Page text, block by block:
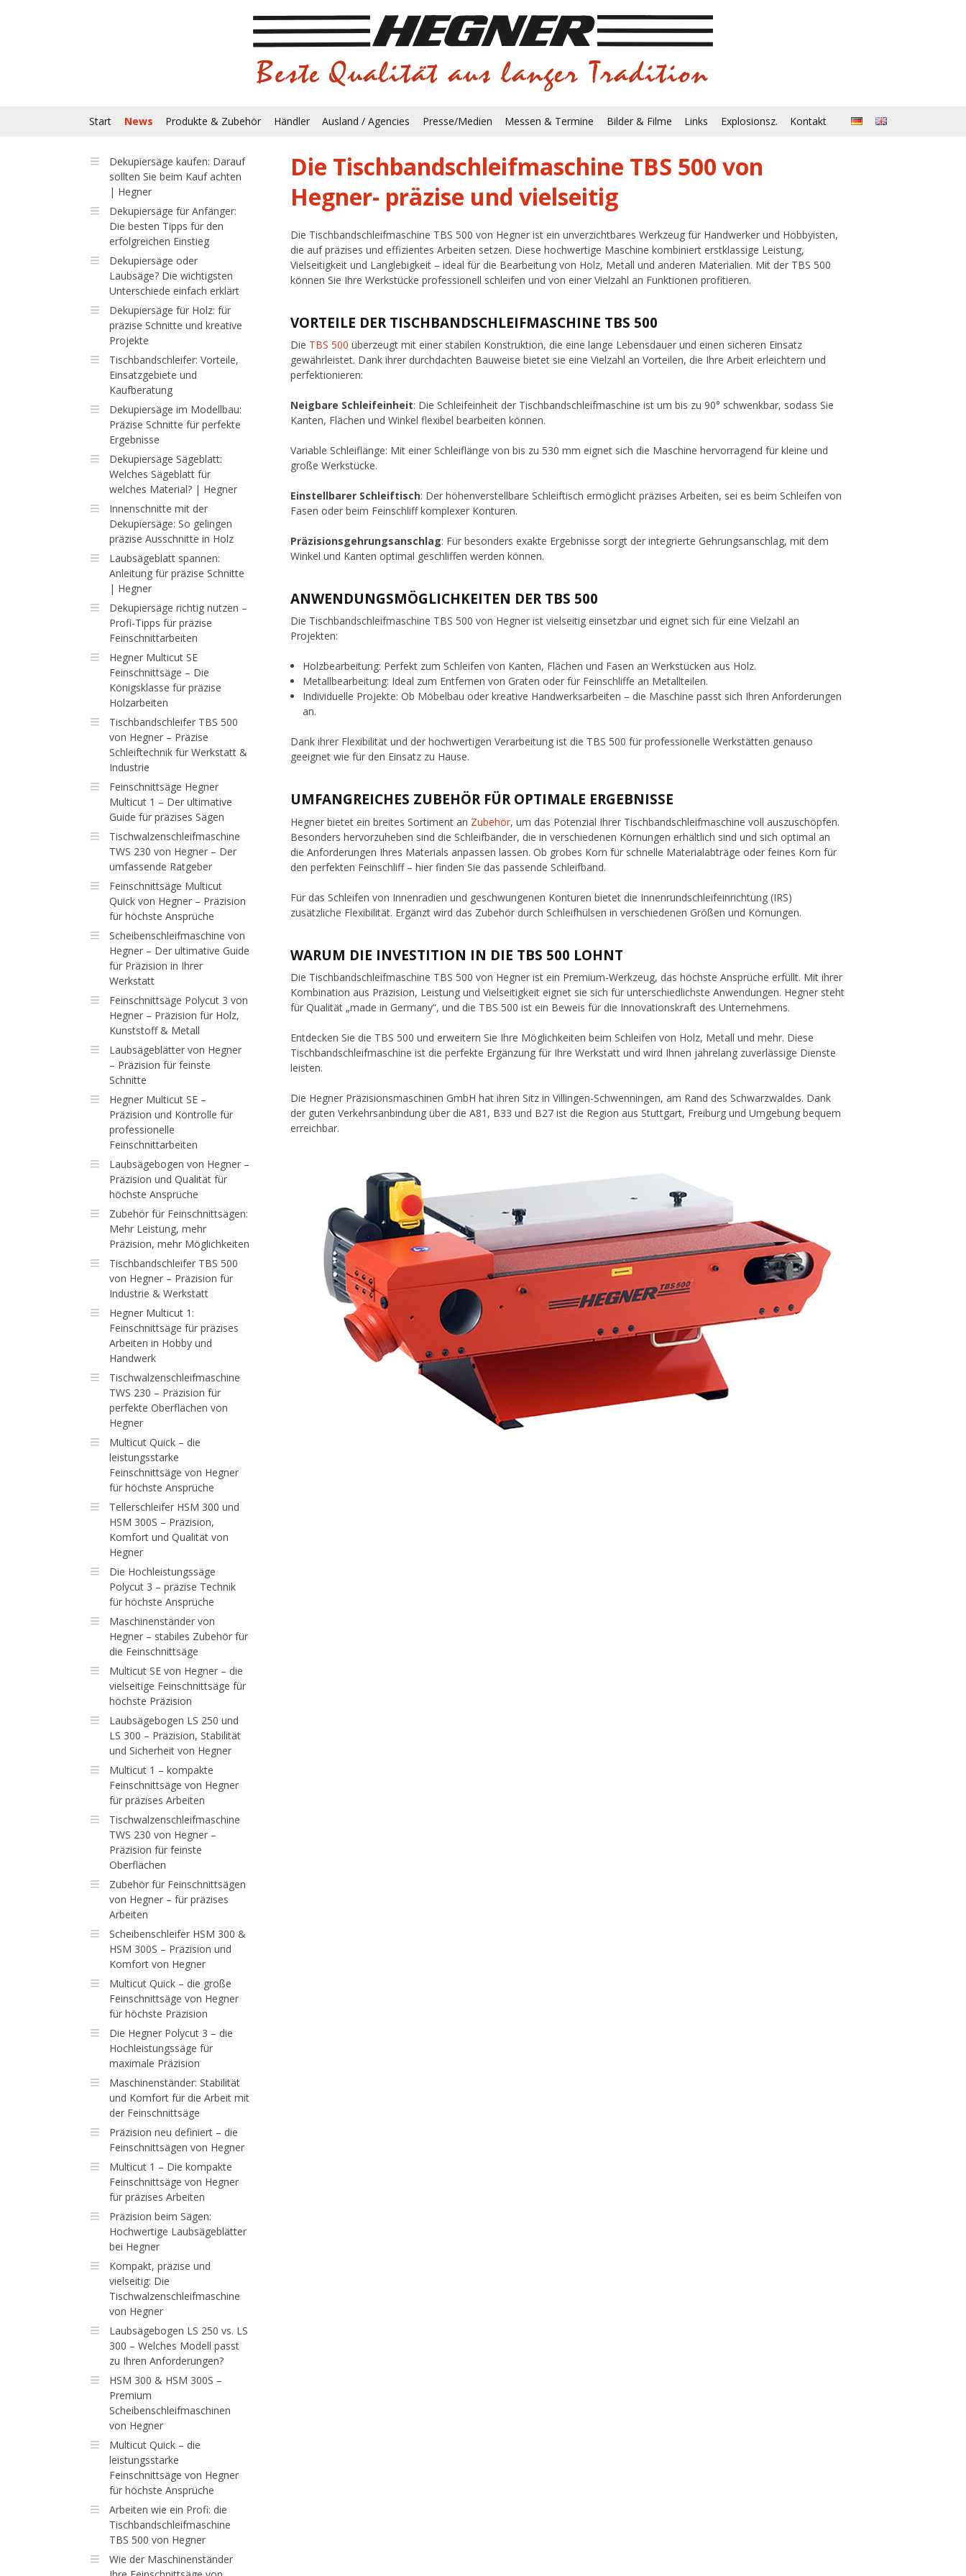
Start News Produkte & Zubehör Händler Ausland / Agencies Presse/Medien Messen & Termine Bilder & Filme Links Explosionsz. Kontakt
Dekupiersäge kaufen: Darauf
sollten Sie beim Kauf achten
| Hegner
Dekupiersäge für Anfänger:
Die besten Tipps für den
erfolgreichen Einstieg
Dekupiersäge oder
Laubsäge? Die wichtigsten
Unterschiede einfach erklärt
Dekupiersäge für Holz: für
präzise Schnitte und kreative
Projekte
Tischbandschleifer: Vorteile,
Einsatzgebiete und
Kaufberatung
Dekupiersäge im Modellbau:
Präzise Schnitte für perfekte
Ergebnisse
Dekupiersäge Sägeblatt:
Welches Sägeblatt für
welches Material? | Hegner
Innenschnitte mit der
Dekupiersäge: So gelingen
präzise Ausschnitte in Holz
Laubsägeblatt spannen:
Anleitung für präzise Schnitte
| Hegner
Dekupiersäge richtig nutzen –
Profi-Tipps für präzise
Feinschnittarbeiten
Hegner Multicut SE
Feinschnittsäge – Die
Königsklasse für präzise
Holzarbeiten
Tischbandschleifer TBS 500
von Hegner – Präzise
Schleiftechnik für Werkstatt &
Industrie
Feinschnittsäge Hegner
Multicut 1 – Der ultimative
Guide für präzises Sägen
Tischwalzenschleifmaschine
TWS 230 von Hegner – Der
umfassende Ratgeber
Feinschnittsäge Multicut
Quick von Hegner – Präzision
für höchste Ansprüche
Scheibenschleifmaschine von
Hegner – Der ultimative Guide
für Präzision in Ihrer
Werkstatt
Feinschnittsäge Polycut 3 von
Hegner – Präzision für Holz,
Kunststoff & Metall
Laubsägeblätter von Hegner
– Präzision für feinste
Schnitte
Hegner Multicut SE –
Präzision und Kontrolle für
professionelle
Feinschnittarbeiten
Laubsägebogen von Hegner –
Präzision und Qualität für
höchste Ansprüche
Zubehör für Feinschnittsägen:
Mehr Leistung, mehr
Präzision, mehr Möglichkeiten
Tischbandschleifer TBS 500
von Hegner – Präzision für
Industrie & Werkstatt
Hegner Multicut 1:
Feinschnittsäge für präzises
Arbeiten in Hobby und
Handwerk
Tischwalzenschleifmaschine
TWS 230 – Präzision für
perfekte Oberflächen von
Hegner
Multicut Quick – die
leistungsstarke
Feinschnittsäge von Hegner
für höchste Ansprüche
Tellerschleifer HSM 300 und
HSM 300S – Präzision,
Komfort und Qualität von
Hegner
Die Hochleistungssäge
Polycut 3 – präzise Technik
für höchste Ansprüche
Maschinenständer von
Hegner – stabiles Zubehör für
die Feinschnittsäge
Multicut SE von Hegner – die
vielseitige Feinschnittsäge für
höchste Präzision
Laubsägebogen LS 250 und
LS 300 – Präzision, Stabilität
und Sicherheit von Hegner
Multicut 1 – kompakte
Feinschnittsäge von Hegner
für präzises Arbeiten
Tischwalzenschleifmaschine
TWS 230 von Hegner –
Präzision für feinste
Oberflächen
Zubehör für Feinschnittsägen
von Hegner – für präzises
Arbeiten
Scheibenschleifer HSM 300 &
HSM 300S – Präzision und
Komfort von Hegner
Multicut Quick – die große
Feinschnittsäge von Hegner
für höchste Präzision
Die Hegner Polycut 3 – die
Hochleistungssäge für
maximale Präzision
Maschinenständer: Stabilität
und Komfort für die Arbeit mit
der Feinschnittsäge
Präzision neu definiert – die
Feinschnittsägen von Hegner
Multicut 1 – Die kompakte
Feinschnittsäge von Hegner
für präzises Arbeiten
Präzision beim Sägen:
Hochwertige Laubsägeblätter
bei Hegner
Kompakt, präzise und
vielseitig: Die
Tischwalzenschleifmaschine
von Hegner
Laubsägebogen LS 250 vs. LS
300 – Welches Modell passt
zu Ihren Anforderungen?
HSM 300 & HSM 300S –
Premium
Scheibenschleifmaschinen
von Hegner
Multicut Quick – die
leistungsstarke
Feinschnittsäge von Hegner
für höchste Ansprüche
Arbeiten wie ein Profi: die
Tischbandschleifmaschine
TBS 500 von Hegner
Wie der Maschinenständer
Die Tischbandschleifmaschine TBS 500 von
Hegner- präzise und vielseitig
Die Tischbandschleifmaschine TBS 500 von Hegner ist ein unverzichtbares Werkzeug für Handwerker und Hobbyisten,
die auf präzises und effizientes Arbeiten setzen. Diese hochwertige Maschine kombiniert erstklassige Leistung,
Vielseitigkeit und Langlebigkeit – ideal für die Bearbeitung von Holz, Metall und anderen Materialien. Mit der TBS 500
können Sie Ihre Werkstücke professionell schleifen und von einer Vielzahl an Funktionen profitieren.
VORTEILE DER TISCHBANDSCHLEIFMASCHINE TBS 500
Die TBS 500überzeugt mit einer stabilen Konstruktion, die eine lange Lebensdauer und einen sicheren Einsatz
gewährleistet. Dank ihrer durchdachten Bauweise bietet sie eine Vielzahl an Vorteilen, die Ihre Arbeit erleichtern und
perfektionieren:
Neigbare Schleifeinheit: Die Schleifeinheit der Tischbandschleifmaschine ist um bis zu 90° schwenkbar, sodass Sie
Kanten, Flächen und Winkel flexibel bearbeiten können.
Variable Schleiflänge: Mit einer Schleiflänge von bis zu 530 mm eignet sich die Maschine hervorragend für kleine und
große Werkstücke.
Einstellbarer Schleiftisch: Der höhenverstellbare Schleiftisch ermöglicht präzises Arbeiten, sei es beim Schleifen von
Fasen oder beim Feinschliff komplexer Konturen.
Präzisionsgehrungsanschlag: Für besonders exakte Ergebnisse sorgt der integrierte Gehrungsanschlag, mit dem
Winkel und Kanten optimal geschliffen werden können.
ANWENDUNGSMÖGLICHKEITEN DER TBS 500
Die Tischbandschleifmaschine TBS 500 von Hegner ist vielseitig einsetzbar und eignet sich für eine Vielzahl an
Projekten:
Holzbearbeitung: Perfekt zum Schleifen von Kanten, Flächen und Fasen an Werkstücken aus Holz.
Metallbearbeitung: Ideal zum Entfernen von Graten oder für Feinschliffe an Metallteilen.
Individuelle Projekte: Ob Möbelbau oder kreative Handwerksarbeiten – die Maschine passt sich Ihren Anforderungen
an.
Dank ihrer Flexibilität und der hochwertigen Verarbeitung ist die TBS 500 für professionelle Werkstätten genauso
geeignet wie für den Einsatz zu Hause.
UMFANGREICHES ZUBEHÖR FÜR OPTIMALE ERGEBNISSE
Hegner bietet ein breites Sortiment an Zubehör, um das Potenzial Ihrer Tischbandschleifmaschine voll auszuschöpfen.
Besonders hervorzuheben sind die Schleifbänder, die in verschiedenen Körnungen erhältlich sind und sich optimal an
die Anforderungen Ihres Materials anpassen lassen. Ob grobes Korn für schnelle Materialabträge oder feines Korn für
den perfekten Feinschliff – hier finden Sie das passende Schleifband.
Für das Schleifen von Innenradien und geschwungenen Konturen bietet die Innenrundschleifeinrichtung (IRS)
zusätzliche Flexibilität. Ergänzt wird das Zubehör durch Schleifhülsen in verschiedenen Größen und Körnungen.
WARUM DIE INVESTITION IN DIE TBS 500 LOHNT
Die Tischbandschleifmaschine TBS 500 von Hegner ist ein Premium-Werkzeug, das höchste Ansprüche erfüllt. Mit ihrer
Kombination aus Präzision, Leistung und Vielseitigkeit eignet sie sich für unterschiedlichste Anwendungen. Hegner steht
für Qualität „made in Germany“, und die TBS 500 ist ein Beweis für die Innovationskraft des Unternehmens.
Entdecken Sie die TBS 500 und erweitern Sie Ihre Möglichkeiten beim Schleifen von Holz, Metall und mehr. Diese
Tischbandschleifmaschine ist die perfekte Ergänzung für Ihre Werkstatt und wird Ihnen jahrelang zuverlässige Dienste
leisten.
Die Hegner Präzisionsmaschinen GmbH hat ihren Sitz in Villingen-Schwenningen, am Rand des Schwarzwaldes. Dank
der guten Verkehrsanbindung über die A81, B33 und B27 ist die Region aus Stuttgart, Freiburg und Umgebung bequem
erreichbar.